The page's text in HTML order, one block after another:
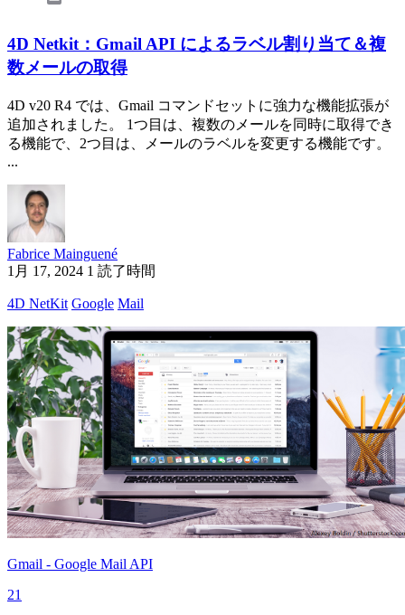
4D Netkit：Gmail API によるラベル割り当て＆複
数メールの取得
4D v20 R4 では、Gmail コマンドセットに強力な機能拡張が
追加されました。 1つ目は、複数のメールを同時に取得でき
る機能で、2つ目は、メールのラベルを変更する機能です。
...
Fabrice Mainguené
1月 17, 2024 1 読了時間
4D NetKit Google Mail
Gmail - Google Mail API
21